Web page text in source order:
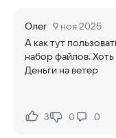
маштабируете
детально изучать
Олег 9 ноя 2025
А как тут
набор файлов.
Деньги на ветер
Нравится:
3Не нравится:
0 0